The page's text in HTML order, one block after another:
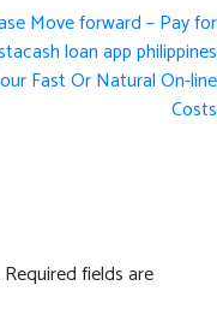
Move forward – Pay for
loan app philippines
Fast Or Natural On-line
Costs
Required fields are